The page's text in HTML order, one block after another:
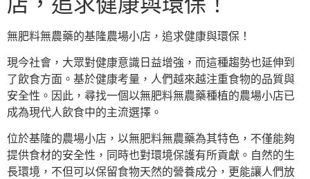
無肥料無農藥的基隆農場小店，追求健康與環保！
現今社會，大眾對健康意識日益增強，而這種趨勢也延伸到
了飲食方面。基於健康考量，人們越來越注重食物的品質與
安全性。因此，尋找一個以無肥料無農藥種植的農場小店已
成為現代人飲食中的主流選擇。
位於基隆的農場小店，以無肥料無農藥為其特色，不僅能夠
提供食材的安全性，同時也對環境保護有所貢獻。自然的生
長環境，不但可以保留食物天然的營養成分，更能讓人們放